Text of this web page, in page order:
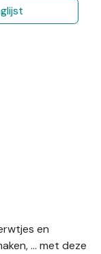
en
… met deze